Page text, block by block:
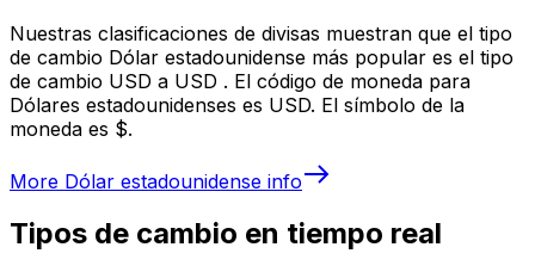
Nuestras clasificaciones de divisas muestran que el tipo
de cambio Dólar estadounidense más popular es el tipo
de cambio USD a USD . El código de moneda para
Dólares estadounidenses es USD. El símbolo de la
moneda es $.
More Dólar estadounidense info
Tipos de cambio en tiempo real